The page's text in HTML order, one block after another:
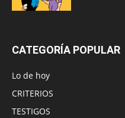
CATEGORÍA POPULAR
Lo de hoy
CRITERIOS
TESTIGOS